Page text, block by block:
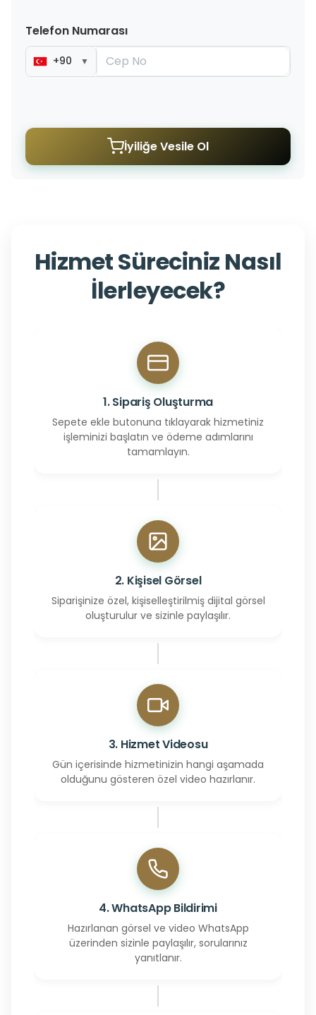
Telefon Numarası
+90 ▼
İyiliğe Vesile Ol
Hizmet Süreciniz Nasıl
İlerleyecek?
1. Sipariş Oluşturma
Sepete ekle butonuna tıklayarak hizmetiniz
işleminizi başlatın ve ödeme adımlarını
tamamlayın.
2. Kişisel Görsel
Siparişinize özel, kişiselleştirilmiş dijital görsel
oluşturulur ve sizinle paylaşılır.
3. Hizmet Videosu
Gün içerisinde hizmetinizin hangi aşamada
olduğunu gösteren özel video hazırlanır.
4. WhatsApp Bildirimi
Hazırlanan görsel ve video WhatsApp
üzerinden sizinle paylaşılır, sorularınız
yanıtlanır.